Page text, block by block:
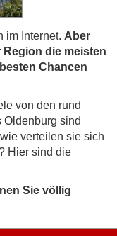
im Internet. Aber
die meisten
Chancen
von den rund
Oldenburg sind
verteilen sie sich
Hier sind die
Sie völlig